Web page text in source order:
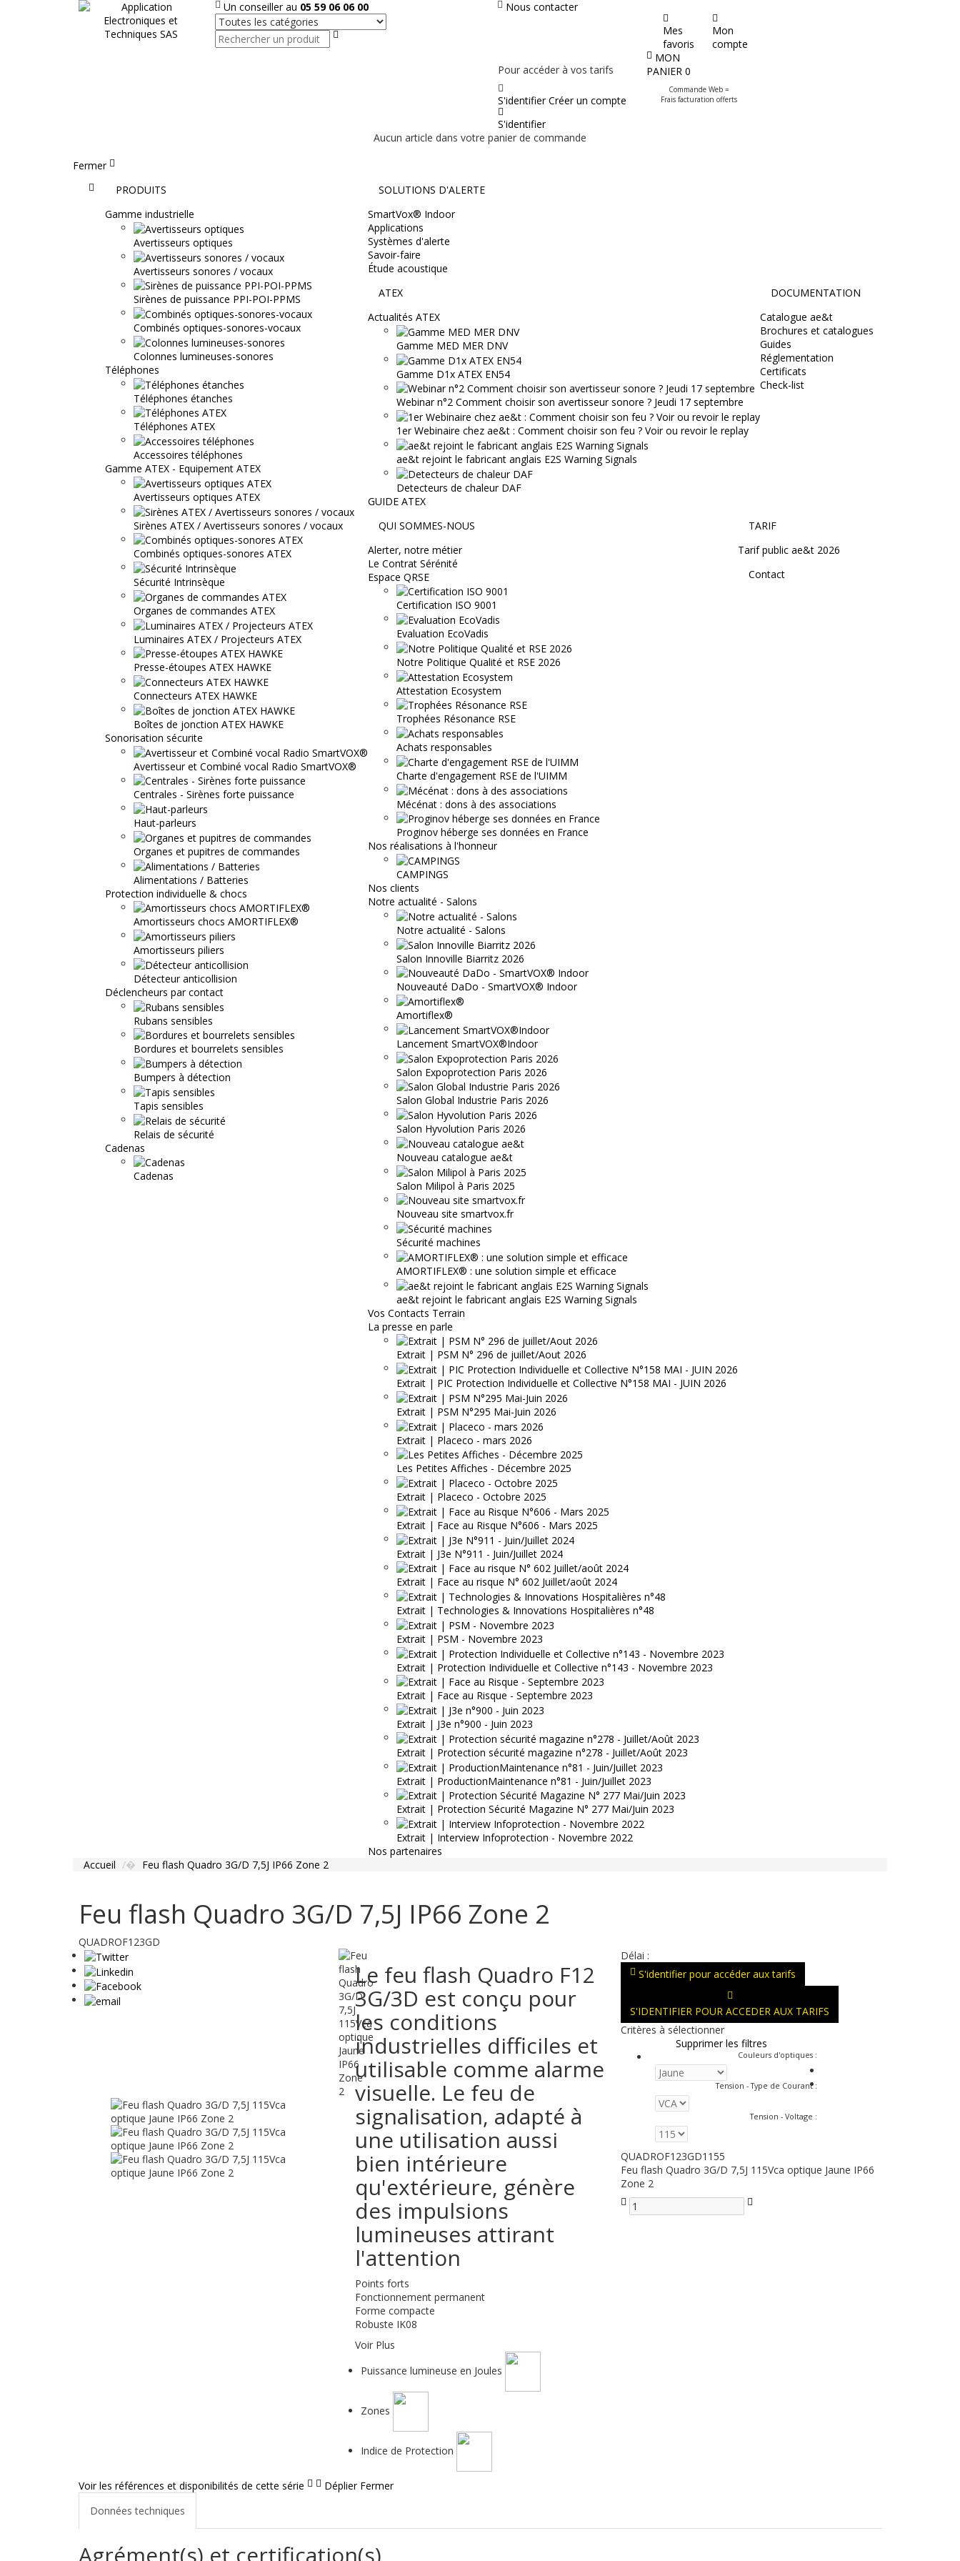
Un conseiller au 05 59 06 06 00 Nous contacter
Rechercher
Mes
favoris
Mon
compte
Pour accéder à vos tarifs
S'identifierCréer un compte
S'identifier
MON
PANIER 0
Commande Web =
Frais facturation offerts
Aucun article dans votre panier de commande
Fermer
AccueilPRODUITS
Gamme industrielle
Avertisseurs optiques
Avertisseurs sonores / vocaux
Sirènes de puissance PPI-POI-PPMS
Combinés optiques-sonores-vocaux
Colonnes lumineuses-sonores
Téléphones
Téléphones étanches
Téléphones ATEX
Accessoires téléphones
Gamme ATEX - Equipement ATEX
Avertisseurs optiques ATEX
Sirènes ATEX / Avertisseurs sonores / vocaux
Combinés optiques-sonores ATEX
Sécurité Intrinsèque
Organes de commandes ATEX
Luminaires ATEX / Projecteurs ATEX
Presse-étoupes ATEX HAWKE
Connecteurs ATEX HAWKE
Boîtes de jonction ATEX HAWKE
Sonorisation sécurite
Avertisseur et Combiné vocal Radio SmartVOX®
Centrales - Sirènes forte puissance
Haut-parleurs
Organes et pupitres de commandes
Alimentations / Batteries
Protection individuelle & chocs
Amortisseurs chocs AMORTIFLEX®
Amortisseurs piliers
Détecteur anticollision
Déclencheurs par contact
Rubans sensibles
Bordures et bourrelets sensibles
Bumpers à détection
Tapis sensibles
Relais de sécurité
Cadenas
Cadenas
SOLUTIONS D'ALERTE
SmartVox® Indoor
Applications
Systèmes d'alerte
Savoir-faire
Étude acoustique
ATEX
Actualités ATEX
Gamme MED MER DNV
Gamme D1x ATEX EN54
Webinar n°2 Comment choisir son avertisseur sonore ? Jeudi 17 septembre
1er Webinaire chez ae&t : Comment choisir son feu ? Voir ou revoir le replay
ae&t rejoint le fabricant anglais E2S Warning Signals
Detecteurs de chaleur DAF
GUIDE ATEX
DOCUMENTATION
Catalogue ae&t
Brochures et catalogues
Guides
Réglementation
Certificats
Check-list
QUI SOMMES-NOUS
Alerter, notre métier
Le Contrat Sérénité
Espace QRSE
Certification ISO 9001
Evaluation EcoVadis
Notre Politique Qualité et RSE 2026
Attestation Ecosystem
Trophées Résonance RSE
Achats responsables
Charte d'engagement RSE de l'UIMM
Mécénat : dons à des associations
Proginov héberge ses données en France
Nos réalisations à l'honneur
CAMPINGS
Nos clients
Notre actualité - Salons
Notre actualité - Salons
Salon Innoville Biarritz 2026
Nouveauté DaDo - SmartVOX® Indoor
Amortiflex®
Lancement SmartVOX®Indoor
Salon Expoprotection Paris 2026
Salon Global Industrie Paris 2026
Salon Hyvolution Paris 2026
Nouveau catalogue ae&t
Salon Milipol à Paris 2025
Nouveau site smartvox.fr
Sécurité machines
AMORTIFLEX® : une solution simple et efficace
ae&t rejoint le fabricant anglais E2S Warning Signals
Vos Contacts Terrain
La presse en parle
Extrait | PSM N° 296 de juillet/Aout 2026
Extrait | PIC Protection Individuelle et Collective N°158 MAI - JUIN 2026
Extrait | PSM N°295 Mai-Juin 2026
Extrait | Placeco - mars 2026
Les Petites Affiches - Décembre 2025
Extrait | Placeco - Octobre 2025
Extrait | Face au Risque N°606 - Mars 2025
Extrait | J3e N°911 - Juin/Juillet 2024
Extrait | Face au risque N° 602 Juillet/août 2024
Extrait | Technologies & Innovations Hospitalières n°48
Extrait | PSM - Novembre 2023
Extrait | Protection Individuelle et Collective n°143 - Novembre 2023
Extrait | Face au Risque - Septembre 2023
Extrait | J3e n°900 - Juin 2023
Extrait | Protection sécurité magazine n°278 - Juillet/Août 2023
Extrait | ProductionMaintenance n°81 - Juin/Juillet 2023
Extrait | Protection Sécurité Magazine N° 277 Mai/Juin 2023
Extrait | Interview Infoprotection - Novembre 2022
Nos partenaires
TARIF
Tarif public ae&t 2026
Contact
Accueil Feu flash Quadro 3G/D 7,5J IP66 Zone 2
Feu flash Quadro 3G/D 7,5J IP66 Zone 2
QUADROF123GD
Le feu flash Quadro F12
3G/3D est conçu pour
les conditions
industrielles difficiles et
utilisable comme alarme
visuelle. Le feu de
signalisation, adapté à
une utilisation aussi
bien intérieure
qu'extérieure, génère
des impulsions
lumineuses attirant
l'attention
Points forts
Fonctionnement permanent
Forme compacte
Robuste IK08
Voir Plus
Puissance lumineuse en Joules
Zones
Indice de Protection
Délai :
S'identifier pour accéder aux tarifs
S'IDENTIFIER POUR ACCEDER AUX TARIFS
Critères à sélectionner
Supprimer les filtres
Couleurs d'optiques :
Tension - Type de Courant:
Tension - Voltage :
QUADROF123GD1155
Feu flash Quadro 3G/D 7,5J 115Vca optique Jaune IP66
Zone 2
Voir les références et disponibilités de cette série Déplier Fermer
Données techniques
Agrément(s) et certification(s)